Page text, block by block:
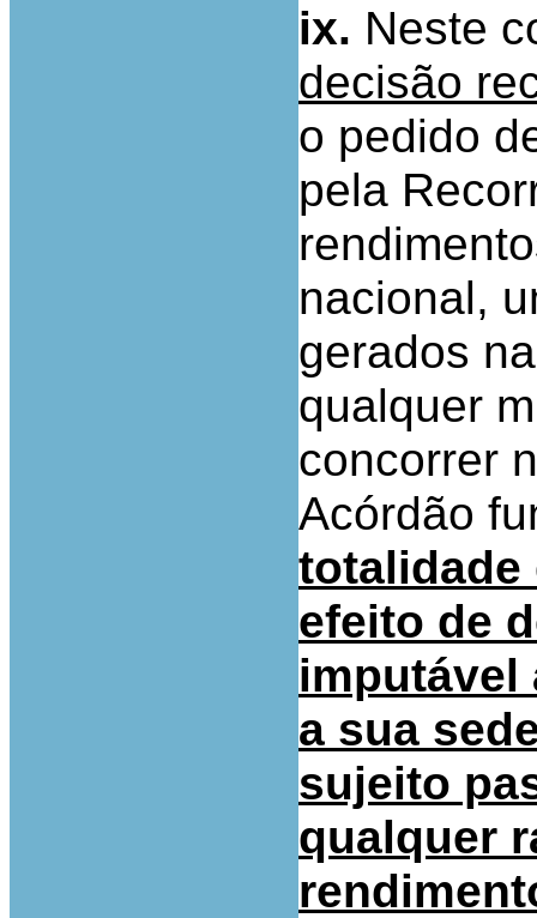
ix. Neste
decisão
o pedido
pela
nacional,
gerados
qualquer
concorrer
Acórdão
totalidade
efeito de
imputável
a sua
sujeito
qualquer